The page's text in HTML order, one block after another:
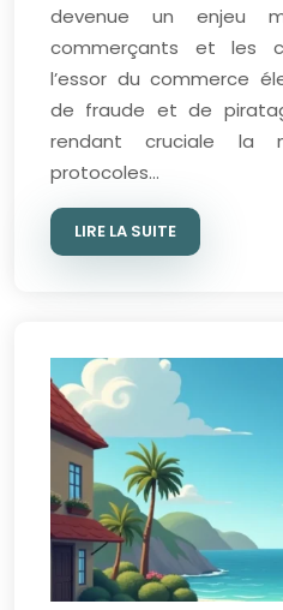
devenue un enjeu
commerçants et les
l’essor du commerce
de fraude et de
rendant cruciale la
protocoles…
LIRE LA SUITE